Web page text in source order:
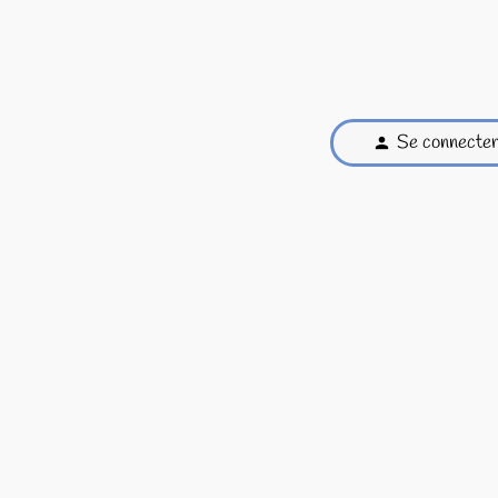
person Se connecter